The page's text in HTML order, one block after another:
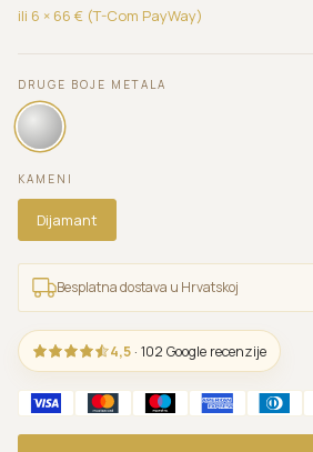
ili 6 × 66 € (T-Com PayWay)
DRUGE BOJE METALA
KAMENI
Dijamant
Besplatna dostava u Hrvatskoj
4,5 · 102 Google recenzije